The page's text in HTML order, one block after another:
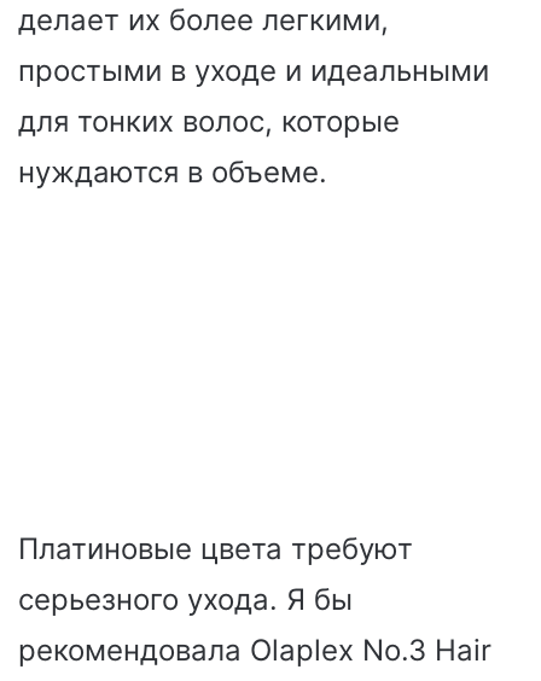
делает их более легкими,
простыми в уходе и идеальными
для тонких волос, которые
нуждаются в объеме.
Платиновые цвета требуют
серьезного ухода. Я бы
рекомендовала Olaplex No.3 Hair